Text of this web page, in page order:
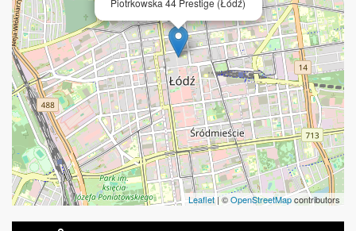
Leaflet| ©OpenStreetMapcontributors